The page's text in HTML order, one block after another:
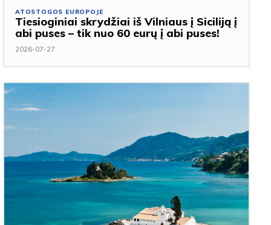
ATOSTOGOS EUROPOJE
Tiesioginiai skrydžiai iš Vilniaus į Siciliją į
abi puses – tik nuo 60 eurų į abi puses!
2026-07-27